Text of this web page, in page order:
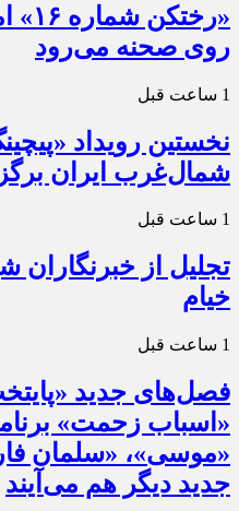
روی صحنه می‌رود
1 ساعت قبل
نخستین رویداد
شمال‌غرب ایران
1 ساعت قبل
تجلیل از خبرنگاران
خیام
1 ساعت قبل
فصل‌های جدید
«اسباب زحمت»
«موسی»، «سلمان
جدید دیگر هم می‌آیند